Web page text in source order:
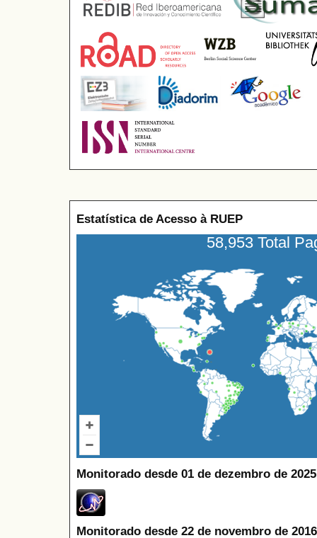
Estatística de Acesso à RUEP
58,953 Total
Monitorado desde 01 de dezembro de
Monitorado desde 22 de novembro de